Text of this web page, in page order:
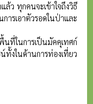
ล้ว ทุกคนจะเข้าใจถึงวิธี
ารเอาตัวรอดในป่าและ
นที่ในการเป็นมัคคุเทศก์
งในด้านการท่องเที่ยว